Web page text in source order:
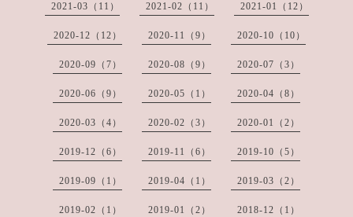
2021-03（11） 2021-02（11） 2021-01（12）
2020-12（12） 2020-11（9） 2020-10（10）
2020-09（7） 2020-08（9） 2020-07（3）
2020-06（9） 2020-05（1） 2020-04（8）
2020-03（4） 2020-02（3） 2020-01（2）
2019-12（6） 2019-11（6） 2019-10（5）
2019-09（1） 2019-04（1） 2019-03（2）
2019-02（1） 2019-01（2） 2018-12（1）